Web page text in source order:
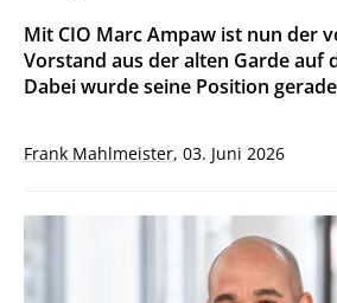
Mit CIO Marc Ampaw ist nun der
Vorstand aus der alten Garde auf
Dabei wurde seine Position
Frank Mahlmeister, 03. Juni 2026